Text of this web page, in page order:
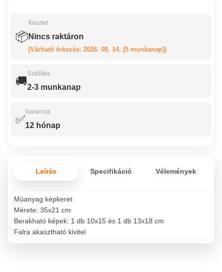
📦
Készlet
Nincs raktáron
(Várható érkezés: 2026. 08. 14. (5 munkanap))
🚚
Szállítás
2-3 munkanap
✅
Garancia
12 hónap
Leírás Specifikáció Vélemények
Mûanyag képkeret
Mérete: 35x21 cm
Berakható képek: 1 db 10x15 és 1 db 13x18 cm
Falra akasztható kivitel